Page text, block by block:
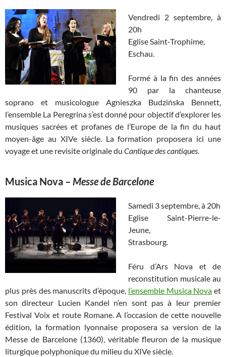
Vendredi 2 septembre, à
20h
Eglise Saint-Trophime,
Eschau.
Formé à la fin des années
90 par la chanteuse
soprano et musicologue Agnieszka Budzińska Bennett,
l’ensemble La Peregrina s’est donné pour objectif d’explorer les
musiques sacrées et profanes de l’Europe de la fin du haut
moyen-âge au XIVe siècle. La formation proposera ici une
voyage et une revisite originale du Cantique des cantiques.
Musica Nova – Messe de Barcelone
Samedi 3 septembre, à 20h
Eglise Saint-Pierre-le-
Jeune,
Strasbourg.
Féru d’Ars Nova et de
reconstitution musicale au
plus près des manuscrits d’époque, l’ensemble Musica Nova et
son directeur Lucien Kandel n’en sont pas à leur premier
Festival Voix et route Romane. A l’occasion de cette nouvelle
édition, la formation lyonnaise proposera sa version de la
Messe de Barcelone (1360), véritable fleuron de la musique
liturgique polyphonique du milieu du XIVe siècle.